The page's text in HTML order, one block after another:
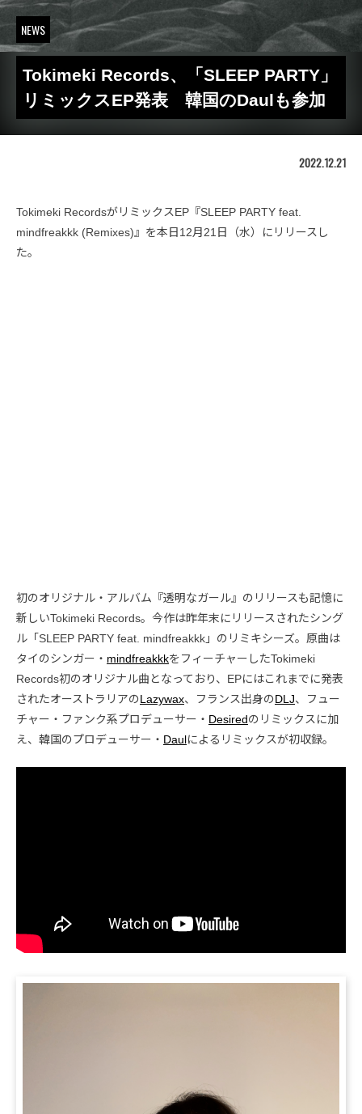
NEWS
Tokimeki Records、「SLEEP PARTY」
リミックスEP発表 韓国のDaulも参加
2022.12.21
Tokimeki RecordsがリミックスEP『SLEEP PARTY feat.
mindfreakkk (Remixes)』を本日12月21日（水）にリリースし
た。
初のオリジナル・アルバム『透明なガール』のリリースも記憶に
新しいTokimeki Records。今作は昨年末にリリースされたシング
ル「SLEEP PARTY feat. mindfreakkk」のリミキシーズ。原曲は
タイのシンガー・ mindfreakkkをフィーチャーしたTokimeki
Records初のオリジナル曲となっており、EPにはこれまでに発表
されたオーストラリアのLazywax、フランス出身のDLJ、フュー
チャー・ファンク系プロデューサー・ Desiredのリミックスに加
え、韓国のプロデューサー・ Daulによるリミックスが初収録。